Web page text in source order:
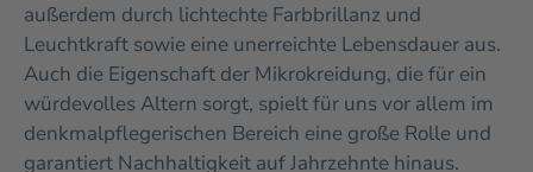
außerdem durch lichtechte Farbbrillanz und
Leuchtkraft sowie eine unerreichte Lebensdauer aus.
Auch die Eigenschaft der Mikrokreidung, die für ein
würdevolles Altern sorgt, spielt für uns vor allem im
denkmalpflegerischen Bereich eine große Rolle und
garantiert Nachhaltigkeit auf Jahrzehnte hinaus.